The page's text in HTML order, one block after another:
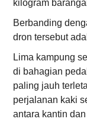
kilogram
Berbanding
dron tersebut
Lima kampung
di bahagian
paling jauh
perjalanan kaki
antara kantin